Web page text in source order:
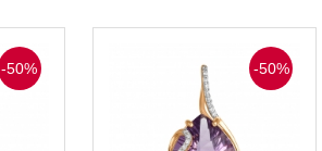
-50% -50%